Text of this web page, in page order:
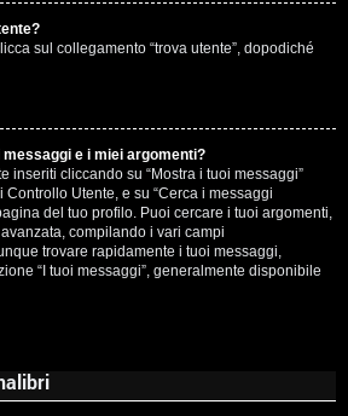
sul collegamento “trova utente”, dopodiché
e i miei argomenti?
inseriti cliccando su “Mostra i tuoi messaggi”
Utente, e su “Cerca i messaggi
del tuo profilo. Puoi cercare i tuoi argomenti,
compilando i vari campi
trovare rapidamente i tuoi messaggi,
“I tuoi messaggi”, generalmente disponibile